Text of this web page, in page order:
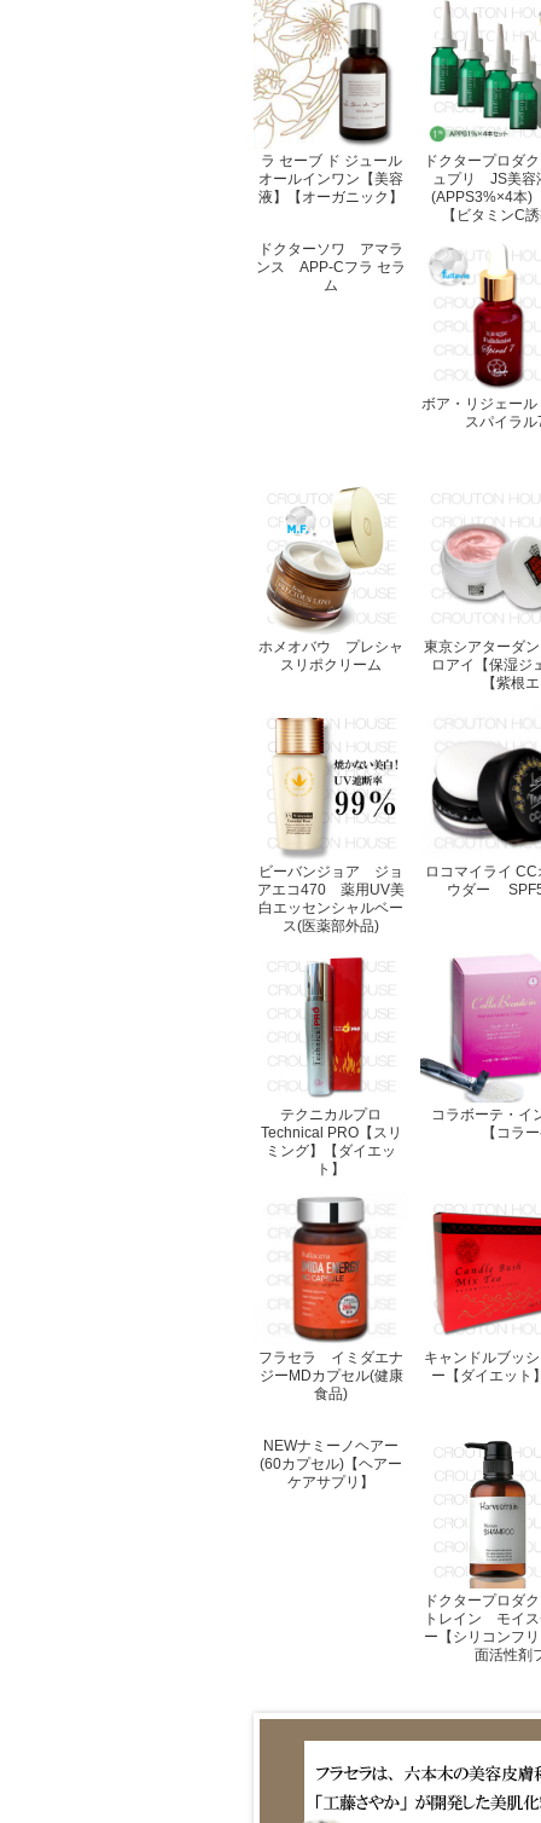
ラ セーブ ド ジュール
オールインワン【美容
液】【オーガニック】
ドクタープロダ
ュプリ JS美
(APPS3%×4本)
【ビタミンC
ドクターソワ アマラ
ンス APP-Cフラ セラ
ム
ボア・リジェー
スパイラ
ホメオバウ プレシャ
スリポクリーム
東京シアターダ
ロアイ【保湿ジ
【紫根
ビーバンジョア ジョ
アエコ470 薬用UV美
白エッセンシャルベー
ス(医薬部外品)
ロコマイライ
ウダー
テクニカルプロ
Technical PRO【スリ
ミング】【ダイエッ
ト】
コラボーテ・イ
【コラ
フラセラ イミダエナ
ジーMDカプセル(健康
食品)
キャンドルブッ
ー【ダイエット
NEWナミーノヘアー
(60カプセル)【ヘアー
ケアサプリ】
ドクタープロダ
トレイン モイ
ー【シリコンフ
面活性剤